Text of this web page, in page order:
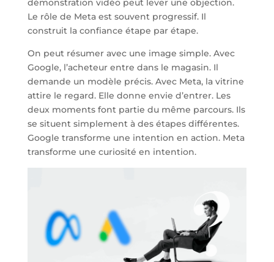
démonstration vidéo peut lever une objection.
Le rôle de Meta est souvent progressif. Il
construit la confiance étape par étape.
On peut résumer avec une image simple. Avec
Google, l’acheteur entre dans le magasin. Il
demande un modèle précis. Avec Meta, la vitrine
attire le regard. Elle donne envie d’entrer. Les
deux moments font partie du même parcours. Ils
se situent simplement à des étapes différentes.
Google transforme une intention en action. Meta
transforme une curiosité en intention.